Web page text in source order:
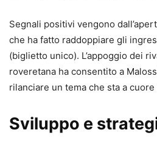
Segnali positivi vengono
che ha fatto raddoppiare gli
(biglietto unico). L’appoggio dei
roveretana ha consentito a
rilanciare un tema che sta a cuore
Sviluppo e